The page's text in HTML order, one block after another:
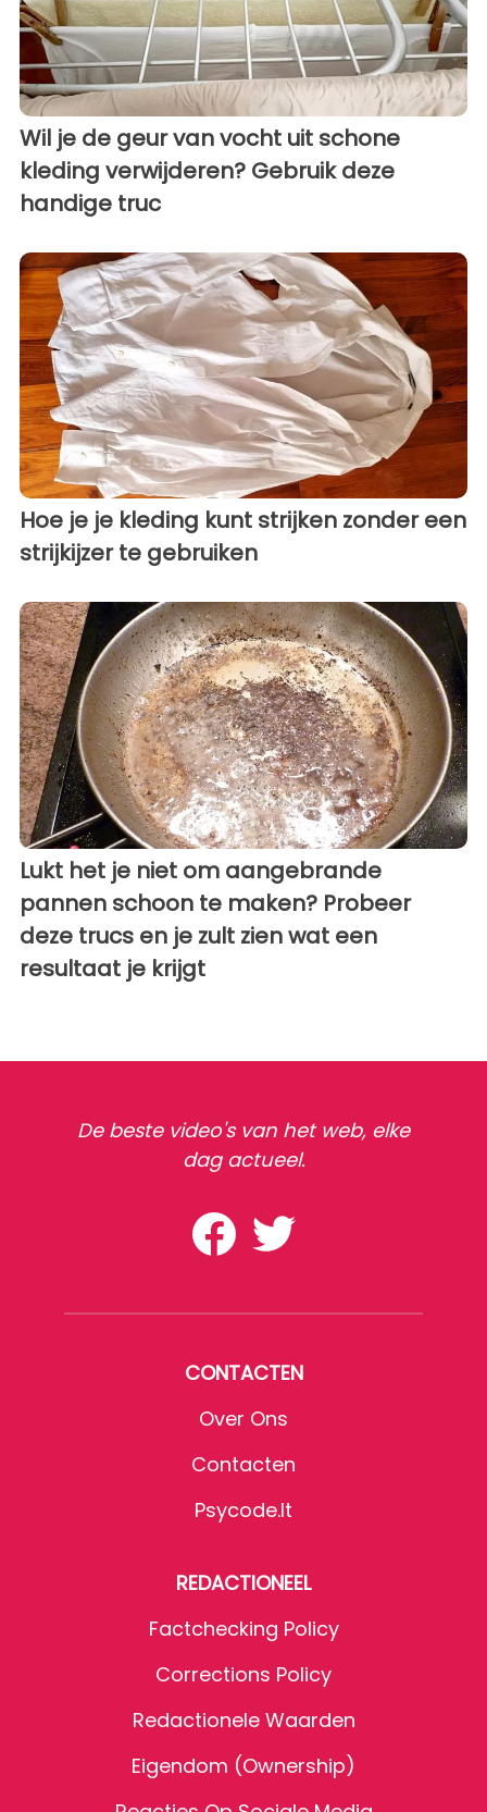
Wil je de geur van vocht uit schone
kleding verwijderen? Gebruik deze
handige truc
Hoe je je kleding kunt strijken zonder een
strijkijzer te gebruiken
Lukt het je niet om aangebrande
pannen schoon te maken? Probeer
deze trucs en je zult zien wat een
resultaat je krijgt
De beste video's van het web, elke
dag actueel.
CONTACTEN
Over Ons
Contacten
Psycode.it
REDACTIONEEL
Factchecking Policy
Corrections Policy
Redactionele Waarden
Eigendom (Ownership)